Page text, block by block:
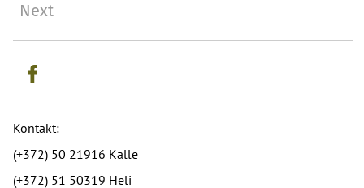
Next
Kontakt:
(+372) 50 21916 Kalle
(+372) 51 50319 Heli